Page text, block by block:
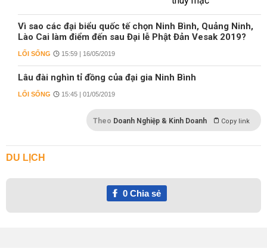
Vì sao các đại biểu quốc tế chọn Ninh Bình, Quảng Ninh,
Lào Cai làm điểm đến sau Đại lễ Phật Đản Vesak 2019?
LỐI SỐNG 15:59 | 16/05/2019
Lâu đài nghìn tỉ đồng của đại gia Ninh Bình
LỐI SỐNG 15:45 | 01/05/2019
Theo Doanh Nghiệp & Kinh Doanh Copy link
DU LỊCH
0Chia sẻ